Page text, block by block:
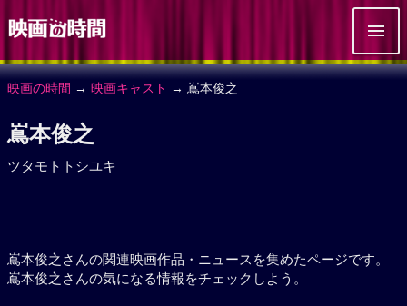
映画の時間 → 映画キャスト → 嶌本俊之
嶌本俊之
ツタモトトシユキ
嶌本俊之さんの関連映画作品・ニュースを集めたページです。
嶌本俊之さんの気になる情報をチェックしよう。